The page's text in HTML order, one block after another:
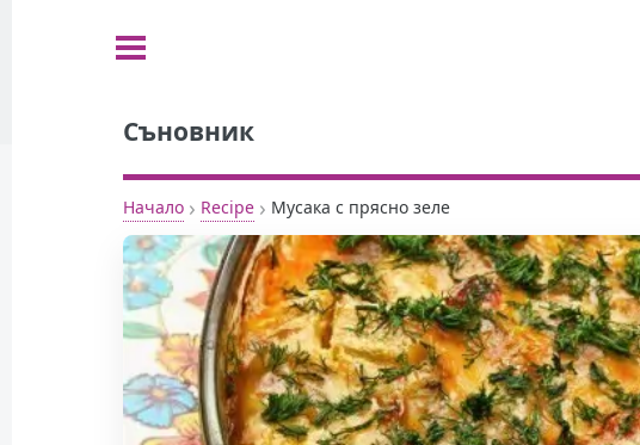
Съновник
Начало › Recipe › Мусака с прясно зеле